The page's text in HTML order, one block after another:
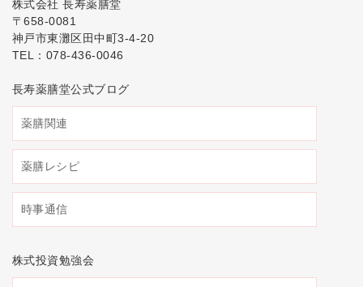
株式会社 長寿薬膳堂
〒658-0081
神戸市東灘区田中町3-4-20
TEL：078-436-0046
長寿薬膳堂公式ブログ
薬膳関連
薬膳レシピ
時事通信
株式投資勉強会